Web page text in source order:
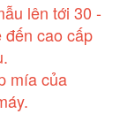
lên tới 30 -
cao cấp
mía của